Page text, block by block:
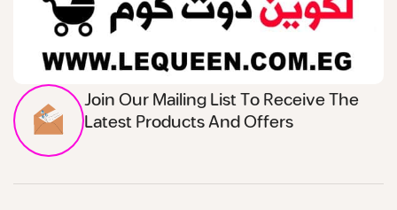
Join Our Mailing List To Receive The
Latest Products And Offers